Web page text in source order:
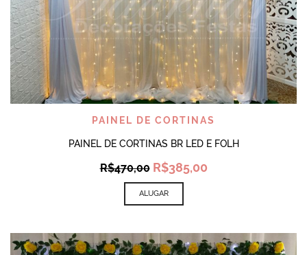
PAINEL DE CORTINAS
PAINEL DE CORTINAS BR LED E FOLH
R$470,00 Original
price
was:
R$470,00.
R$385,00Current
ALUGAR